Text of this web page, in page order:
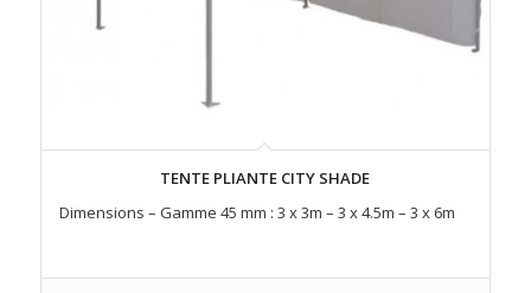
TENTE PLIANTE CITY SHADE
Dimensions – Gamme 45 mm : 3 x 3m – 3 x 4.5m – 3 x 6m